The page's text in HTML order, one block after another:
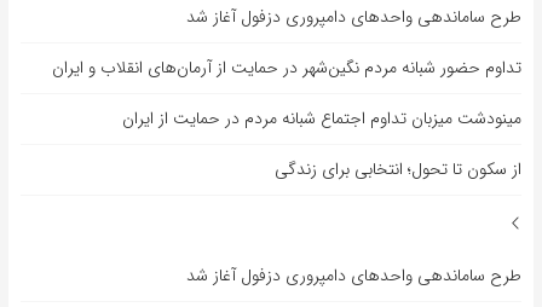
طرح ساماندهی واحدهای دامپروری دزفول آغاز شد
تداوم حضور شبانه مردم نگین‌شهر در حمایت از آرمان‌های انقلاب و ایران
مینودشت میزبان تداوم اجتماع شبانه مردم در حمایت از ایران
از سکون تا تحول؛ انتخابی برای زندگی
طرح ساماندهی واحدهای دامپروری دزفول آغاز شد